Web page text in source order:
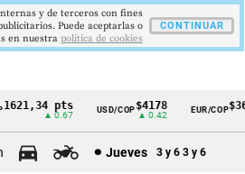
pts
▲ 0.67
USD/COP$4178
▲ 0.42
EUR/COP
Jueves 3 y 6 3 y 6
y de terceros con fines
Puede aceptarlas o
en nuestra politica de cookies
CONTINUAR